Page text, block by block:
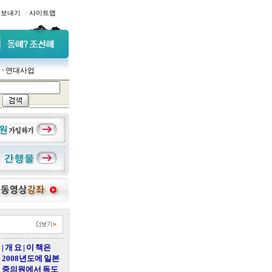
내기 · 사이트맵
연대사업
| 개 요 | 이 책은
2008년도에 일본
중의원에서 독도